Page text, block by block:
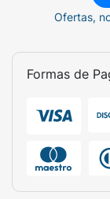
Tamanho:
Tipo:
venda de
Cuide da
Ofertas,
Formas de